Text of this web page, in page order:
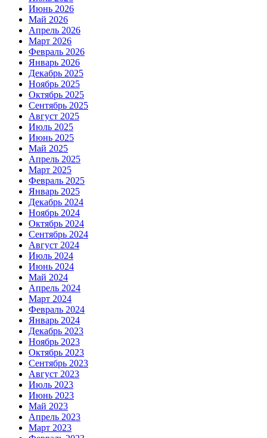
Июнь 2026
Май 2026
Апрель 2026
Март 2026
Февраль 2026
Январь 2026
Декабрь 2025
Ноябрь 2025
Октябрь 2025
Сентябрь 2025
Август 2025
Июль 2025
Июнь 2025
Май 2025
Апрель 2025
Март 2025
Февраль 2025
Январь 2025
Декабрь 2024
Ноябрь 2024
Октябрь 2024
Сентябрь 2024
Август 2024
Июль 2024
Июнь 2024
Май 2024
Апрель 2024
Март 2024
Февраль 2024
Январь 2024
Декабрь 2023
Ноябрь 2023
Октябрь 2023
Сентябрь 2023
Август 2023
Июль 2023
Июнь 2023
Май 2023
Апрель 2023
Март 2023